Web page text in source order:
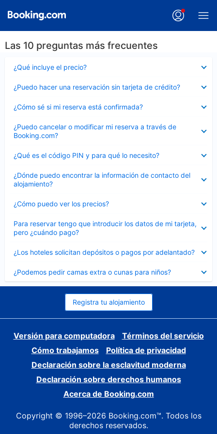
Las 10 preguntas más frecuentes
¿Qué incluye el precio?
cerrado
¿Puedo hacer una reservación sin tarjeta de crédito?
cerrado
¿Cómo sé si mi reserva está confirmada?
cerrado
¿Puedo cancelar o modificar mi reserva a través de
Booking.com?
cerrado
¿Qué es el código PIN y para qué lo necesito?
cerrado
¿Dónde puedo encontrar la información de contacto del
alojamiento?
cerrado
¿Cómo puedo ver los precios?
cerrado
Para reservar tengo que introducir los datos de mi tarjeta,
pero ¿cuándo pago?
cerrado
¿Los hoteles solicitan depósitos o pagos por adelantado?
cerrado
¿Podemos pedir camas extra o cunas para niños?
cerrado
Registra tu alojamiento
Versión para computadora
Términos del servicio
Cómo trabajamos
Política de privacidad
Declaración sobre la esclavitud moderna
Declaración sobre derechos humanos
Acerca de Booking.com
Copyright © 1996–2026 Booking.com™. Todos los
derechos reservados.